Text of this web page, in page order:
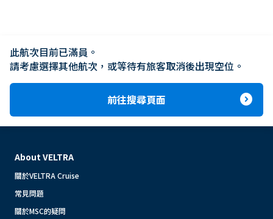
此航次目前已滿員。
請考慮選擇其他航次，或等待有旅客取消後出現空位。
前往搜尋頁面 expand_circle_right
About VELTRA
關於VELTRA Cruise
常見問題
關於MSC的疑問